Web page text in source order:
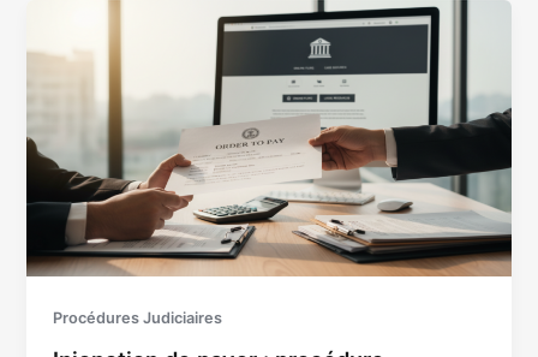
Procédures Judiciaires